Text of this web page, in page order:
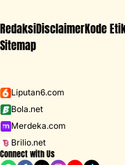
Iklan -
RedaksiDisclaimerKode
Sitemap
Liputan6.com
Bola.net
Merdeka.com
Brilio.net
Connect with Us
D ACADEMY 8 Raisa